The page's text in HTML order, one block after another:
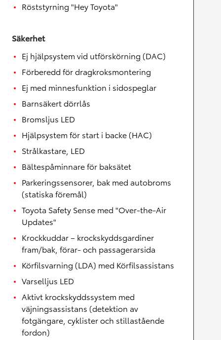
Röststyrning "Hey Toyota"
Säkerhet
Ej hjälpsystem vid utförskörning (DAC)
Förberedd för dragkroksmontering
Ej med minnesfunktion i sidospeglar
Barnsäkert dörrlås
Bromsljus LED
Hjälpsystem för start i backe (HAC)
Strålkastare, LED
Bältespåminnare för baksätet
Parkeringssensorer, bak med autobroms
(statiska föremål)
Toyota Safety Sense med "Over-the-Air
Updates"
Krockkuddar – krockskyddsgardiner
fram/bak, förar- och passagerarsida
Körfilsvarning (LDA) med Körfilsassistans
Varselljus LED
Aktivt krockskyddssystem med
väjningsassistans (detektion av
fotgängare, cyklister och stillastående
fordon)